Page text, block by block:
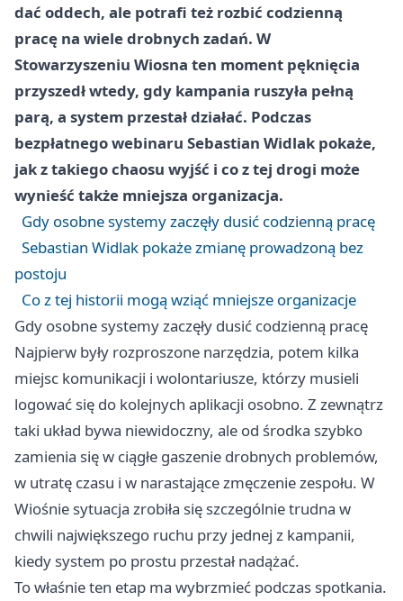
dać oddech, ale potrafi też rozbić codzienną
pracę na wiele drobnych zadań. W
Stowarzyszeniu Wiosna ten moment pęknięcia
przyszedł wtedy, gdy kampania ruszyła pełną
parą, a system przestał działać. Podczas
bezpłatnego webinaru Sebastian Widlak pokaże,
jak z takiego chaosu wyjść i co z tej drogi może
wynieść także mniejsza organizacja.
Gdy osobne systemy zaczęły dusić codzienną pracę
Sebastian Widlak pokaże zmianę prowadzoną bez
postoju
Co z tej historii mogą wziąć mniejsze organizacje
Gdy osobne systemy zaczęły dusić codzienną pracę
Najpierw były rozproszone narzędzia, potem kilka
miejsc komunikacji i wolontariusze, którzy musieli
logować się do kolejnych aplikacji osobno. Z zewnątrz
taki układ bywa niewidoczny, ale od środka szybko
zamienia się w ciągłe gaszenie drobnych problemów,
w utratę czasu i w narastające zmęczenie zespołu. W
Wiośnie sytuacja zrobiła się szczególnie trudna w
chwili największego ruchu przy jednej z kampanii,
kiedy system po prostu przestał nadążać.
To właśnie ten etap ma wybrzmieć podczas spotkania.